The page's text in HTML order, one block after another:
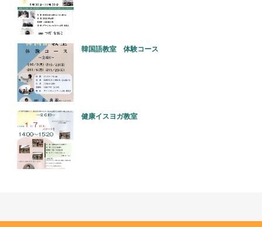
韓国語教室 体験コース
健康イスヨガ教室